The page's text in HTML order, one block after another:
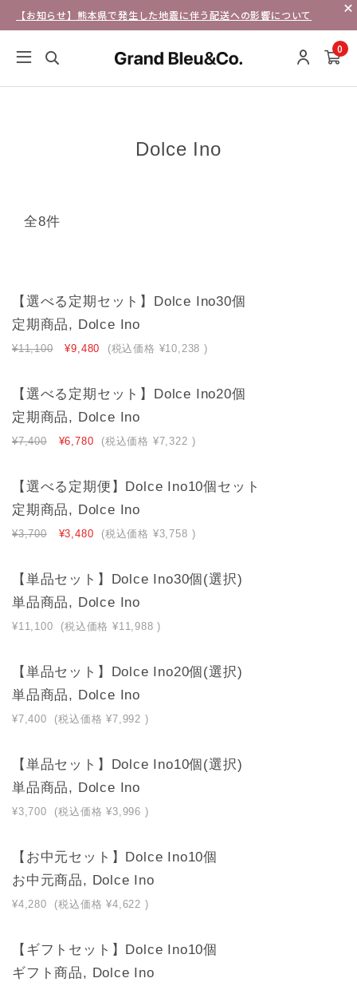
【お知らせ】熊本県で発生した地震に伴う配送への影響について
0
Dolce Ino
全8件
【選べる定期セット】Dolce Ino30個
定期商品, Dolce Ino
¥11,100 ¥9,480 (税込価格 ¥10,238 )
【選べる定期セット】Dolce Ino20個
定期商品, Dolce Ino
¥7,400 ¥6,780 (税込価格 ¥7,322 )
【選べる定期便】Dolce Ino10個セット
定期商品, Dolce Ino
¥3,700 ¥3,480 (税込価格 ¥3,758 )
【単品セット】Dolce Ino30個(選択)
単品商品, Dolce Ino
¥11,100 (税込価格 ¥11,988 )
【単品セット】Dolce Ino20個(選択)
単品商品, Dolce Ino
¥7,400 (税込価格 ¥7,992 )
【単品セット】Dolce Ino10個(選択)
単品商品, Dolce Ino
¥3,700 (税込価格 ¥3,996 )
【お中元セット】Dolce Ino10個
お中元商品, Dolce Ino
¥4,280 (税込価格 ¥4,622 )
【ギフトセット】Dolce Ino10個
ギフト商品, Dolce Ino